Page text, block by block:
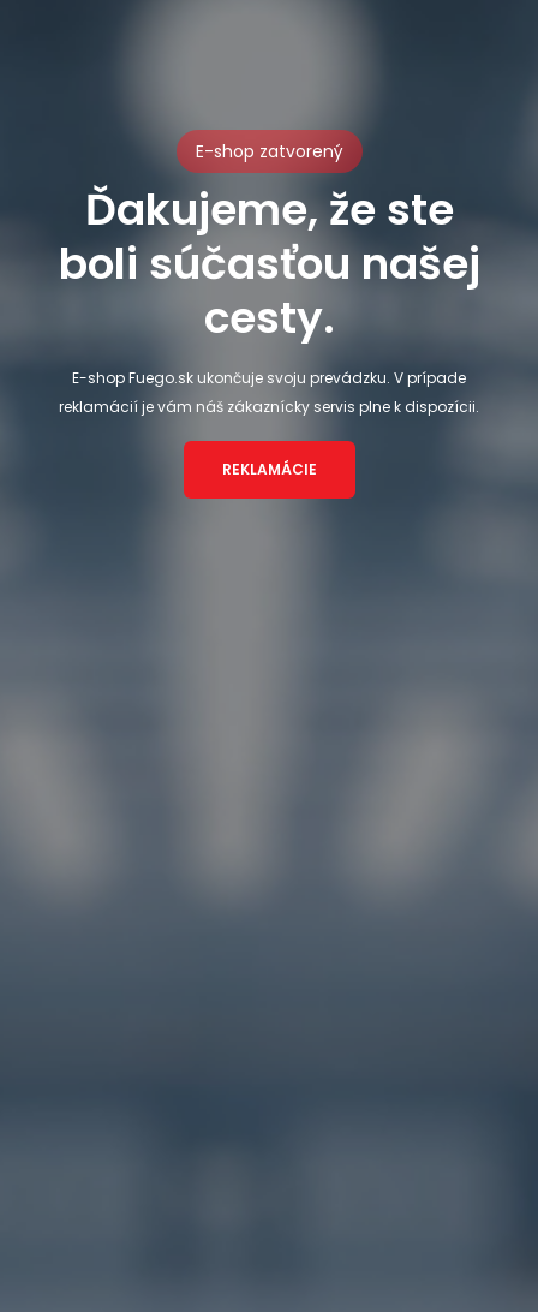
E-shop zatvorený
Ďakujeme, že ste
boli súčasťou našej
cesty.
E-shop Fuego.sk ukončuje svoju prevádzku. V prípade
reklamácií je vám náš zákaznícky servis plne k dispozícii.
REKLAMÁCIE